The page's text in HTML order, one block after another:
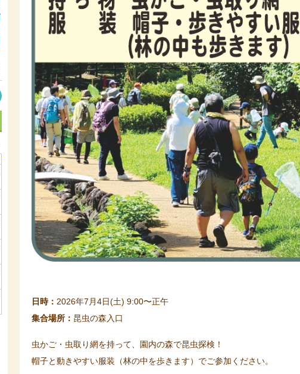
日時： 2026年7月4日(土) 9:00〜正午
集合場所： 昆虫の森入口
虫かご・虫取り網を持って、園内の森で昆虫探検！
帽子と動きやすい服装（林の中を歩きます）でご参加ください。